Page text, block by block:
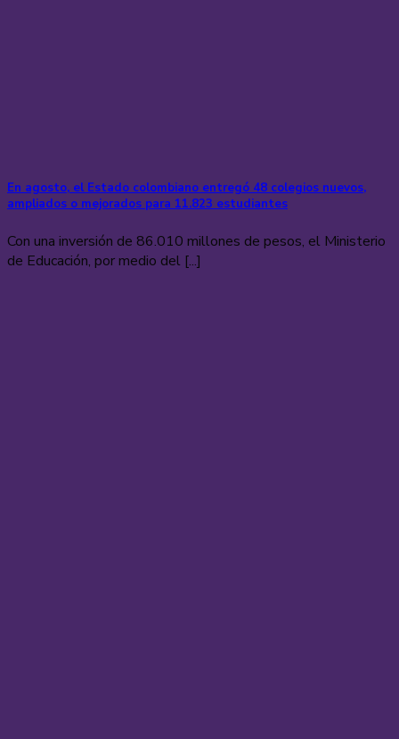
En agosto, el Estado colombiano entregó 48 colegios nuevos,
ampliados o mejorados para 11.823 estudiantes
Con una inversión de 86.010 millones de pesos, el Ministerio
de Educación, por medio del [...]